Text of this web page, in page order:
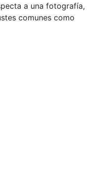
a una fotografía,
comunes como